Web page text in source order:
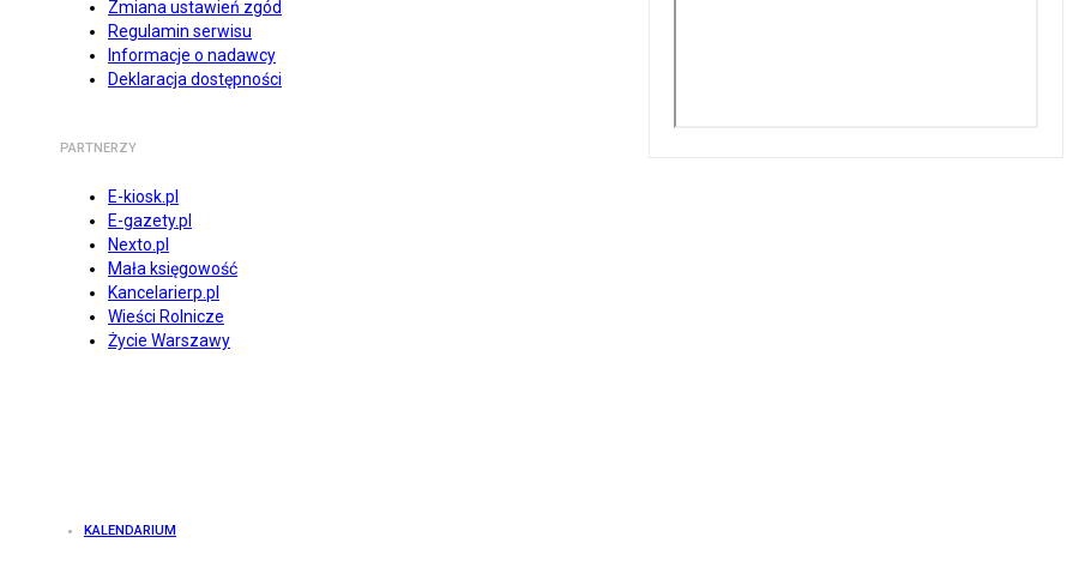
Zmiana ustawień zgód
Regulamin serwisu
Informacje o nadawcy
Deklaracja dostępności
PARTNERZY
E-kiosk.pl
E-gazety.pl
Nexto.pl
Mała księgowość
Kancelarierp.pl
Wieści Rolnicze
Życie Warszawy
KALENDARIUM